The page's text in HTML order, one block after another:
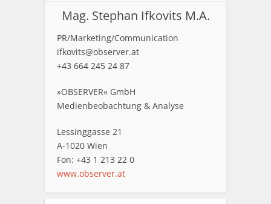
Mag. Stephan Ifkovits M.A.
PR/Marketing/Communication
ifkovits@observer.at
+43 664 245 24 87
»OBSERVER« GmbH
Medienbeobachtung & Analyse
Lessinggasse 21
A-1020 Wien
Fon: +43 1 213 22 0
www.observer.at